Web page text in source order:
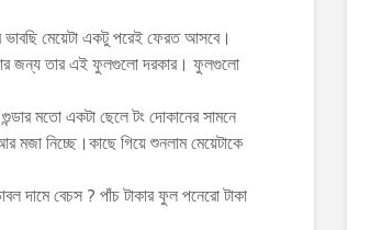
ভাবছি মেয়েটা একটু পরেই ফেরত আসবে।
জন্য তার এই ফুলগুলো দরকার। ফুলগুলো
মতো একটা ছেলে টং দোকানের সামনে
মজা নিচ্ছে।কাছে গিয়ে শুনলাম মেয়েটাকে
দামে বেচস ? পাঁচ টাকার ফুল পনেরো টাকা